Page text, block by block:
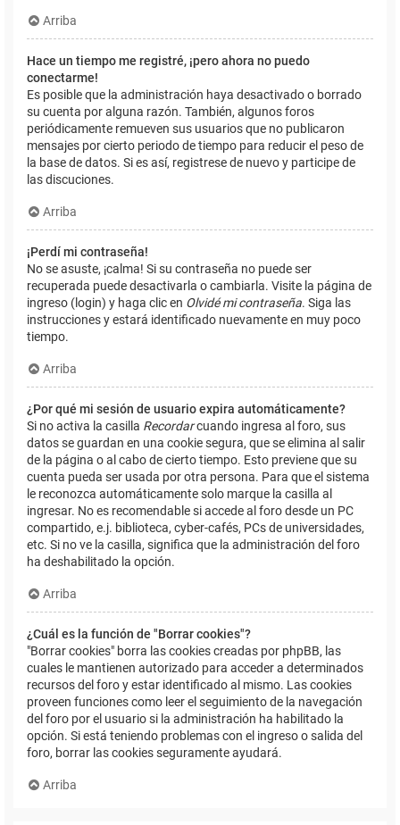
Arriba
Hace un tiempo me registré, ¡pero ahora no puedo
conectarme!
Es posible que la administración haya desactivado o borrado
su cuenta por alguna razón. También, algunos foros
periódicamente remueven sus usuarios que no publicaron
mensajes por cierto periodo de tiempo para reducir el peso de
la base de datos. Si es así, registrese de nuevo y participe de
las discuciones.
Arriba
¡Perdí mi contraseña!
No se asuste, ¡calma! Si su contraseña no puede ser
recuperada puede desactivarla o cambiarla. Visite la página de
ingreso (login) y haga clic en Olvidé mi contraseña. Siga las
instrucciones y estará identificado nuevamente en muy poco
tiempo.
Arriba
¿Por qué mi sesión de usuario expira automáticamente?
Si no activa la casilla Recordarcuando ingresa al foro, sus
datos se guardan en una cookie segura, que se elimina al salir
de la página o al cabo de cierto tiempo. Esto previene que su
cuenta pueda ser usada por otra persona. Para que el sistema
le reconozca automáticamente solo marque la casilla al
ingresar. No es recomendable si accede al foro desde un PC
compartido, e.j. biblioteca, cyber-cafés, PCs de universidades,
etc. Si no ve la casilla, significa que la administración del foro
ha deshabilitado la opción.
Arriba
¿Cuál es la función de "Borrar cookies"?
"Borrar cookies" borra las cookies creadas por phpBB, las
cuales le mantienen autorizado para acceder a determinados
recursos del foro y estar identificado al mismo. Las cookies
proveen funciones como leer el seguimiento de la navegación
del foro por el usuario si la administración ha habilitado la
opción. Si está teniendo problemas con el ingreso o salida del
foro, borrar las cookies seguramente ayudará.
Arriba